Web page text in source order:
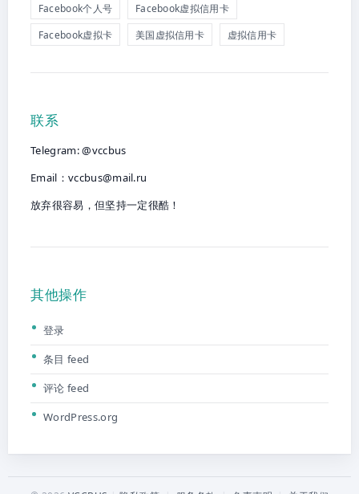
Facebook个人号
Facebook虚拟信用卡
Facebook虚拟卡
美国虚拟信用卡 虚拟信用卡
联系
Telegram: @vccbus
Email： vccbus@mail.ru
放弃很容易，但坚持一定很酷！
其他操作
登录
条目 feed
评论 feed
WordPress.org